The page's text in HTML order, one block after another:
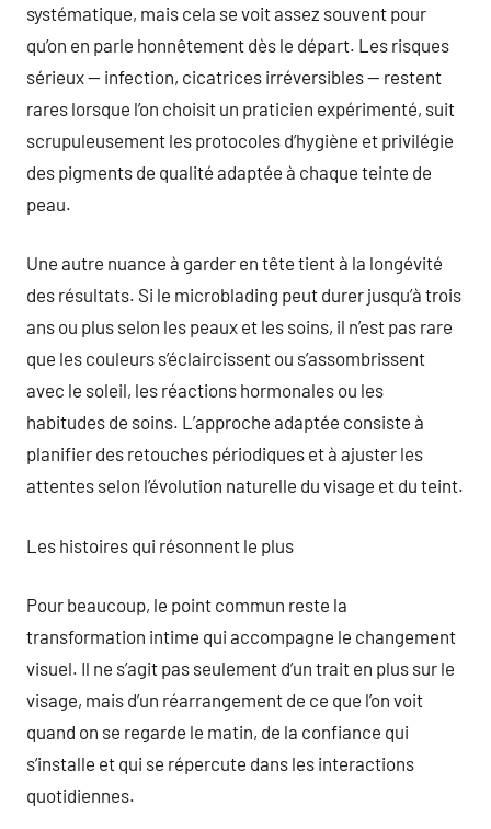
systématique, mais cela se voit assez souvent pour
qu’on en parle honnêtement dès le départ. Les risques
sérieux — infection, cicatrices irréversibles — restent
rares lorsque l’on choisit un praticien expérimenté, suit
scrupuleusement les protocoles d’hygiène et privilégie
des pigments de qualité adaptée à chaque teinte de
peau.
Une autre nuance à garder en tête tient à la longévité
des résultats. Si le microblading peut durer jusqu’à trois
ans ou plus selon les peaux et les soins, il n’est pas rare
que les couleurs s’éclaircissent ou s’assombrissent
avec le soleil, les réactions hormonales ou les
habitudes de soins. L’approche adaptée consiste à
planifier des retouches périodiques et à ajuster les
attentes selon l’évolution naturelle du visage et du teint.
Les histoires qui résonnent le plus
Pour beaucoup, le point commun reste la
transformation intime qui accompagne le changement
visuel. Il ne s’agit pas seulement d’un trait en plus sur le
visage, mais d’un réarrangement de ce que l’on voit
quand on se regarde le matin, de la confiance qui
s’installe et qui se répercute dans les interactions
quotidiennes.